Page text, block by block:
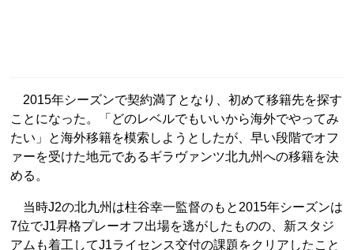
2015年シーズンで契約満了となり、初めて移籍先を探す
ことになった。「どのレベルでもいいから海外でやってみ
たい」と海外移籍を模索しようとしたが、早い段階でオフ
ァーを受けた地元であるギラヴァンツ北九州への移籍を決
める。
当時J2の北九州は柱谷幸一監督のもと2015年シーズンは
7位でJ1昇格プレーオフ出場を逃がしたものの、新スタジ
アムも着工してJ1ライセンス交付の課題をクリアしたこと